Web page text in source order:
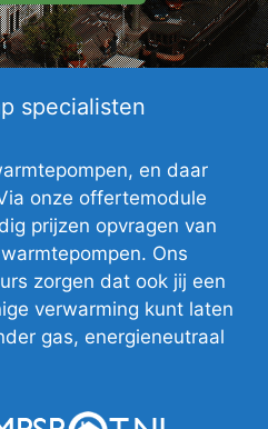
specialisten
en daar
onze offertemodule
prijzen opvragen van
Ons
zorgen dat ook jij een
verwarming kunt laten
gas, energieneutraal